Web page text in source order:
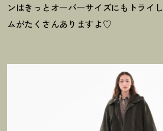
ンはきっとオーバーサイズにもトライ
ムがたくさんありますよ♡